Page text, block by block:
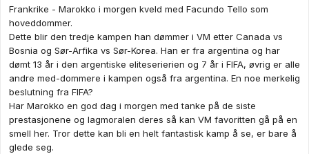
Frankrike - Marokko i morgen kveld med Facundo Tello som
hoveddommer.
Dette blir den tredje kampen han dømmer i VM etter Canada vs
Bosnia og Sør-Arfika vs Sør-Korea. Han er fra argentina og har
dømt 13 år i den argentiske eliteserierien og 7 år i FIFA, øvrig er alle
andre med-dommere i kampen også fra argentina. En noe merkelig
beslutning fra FIFA?
Har Marokko en god dag i morgen med tanke på de siste
prestasjonene og lagmoralen deres så kan VM favoritten gå på en
smell her. Tror dette kan bli en helt fantastisk kamp å se, er bare å
glede seg.